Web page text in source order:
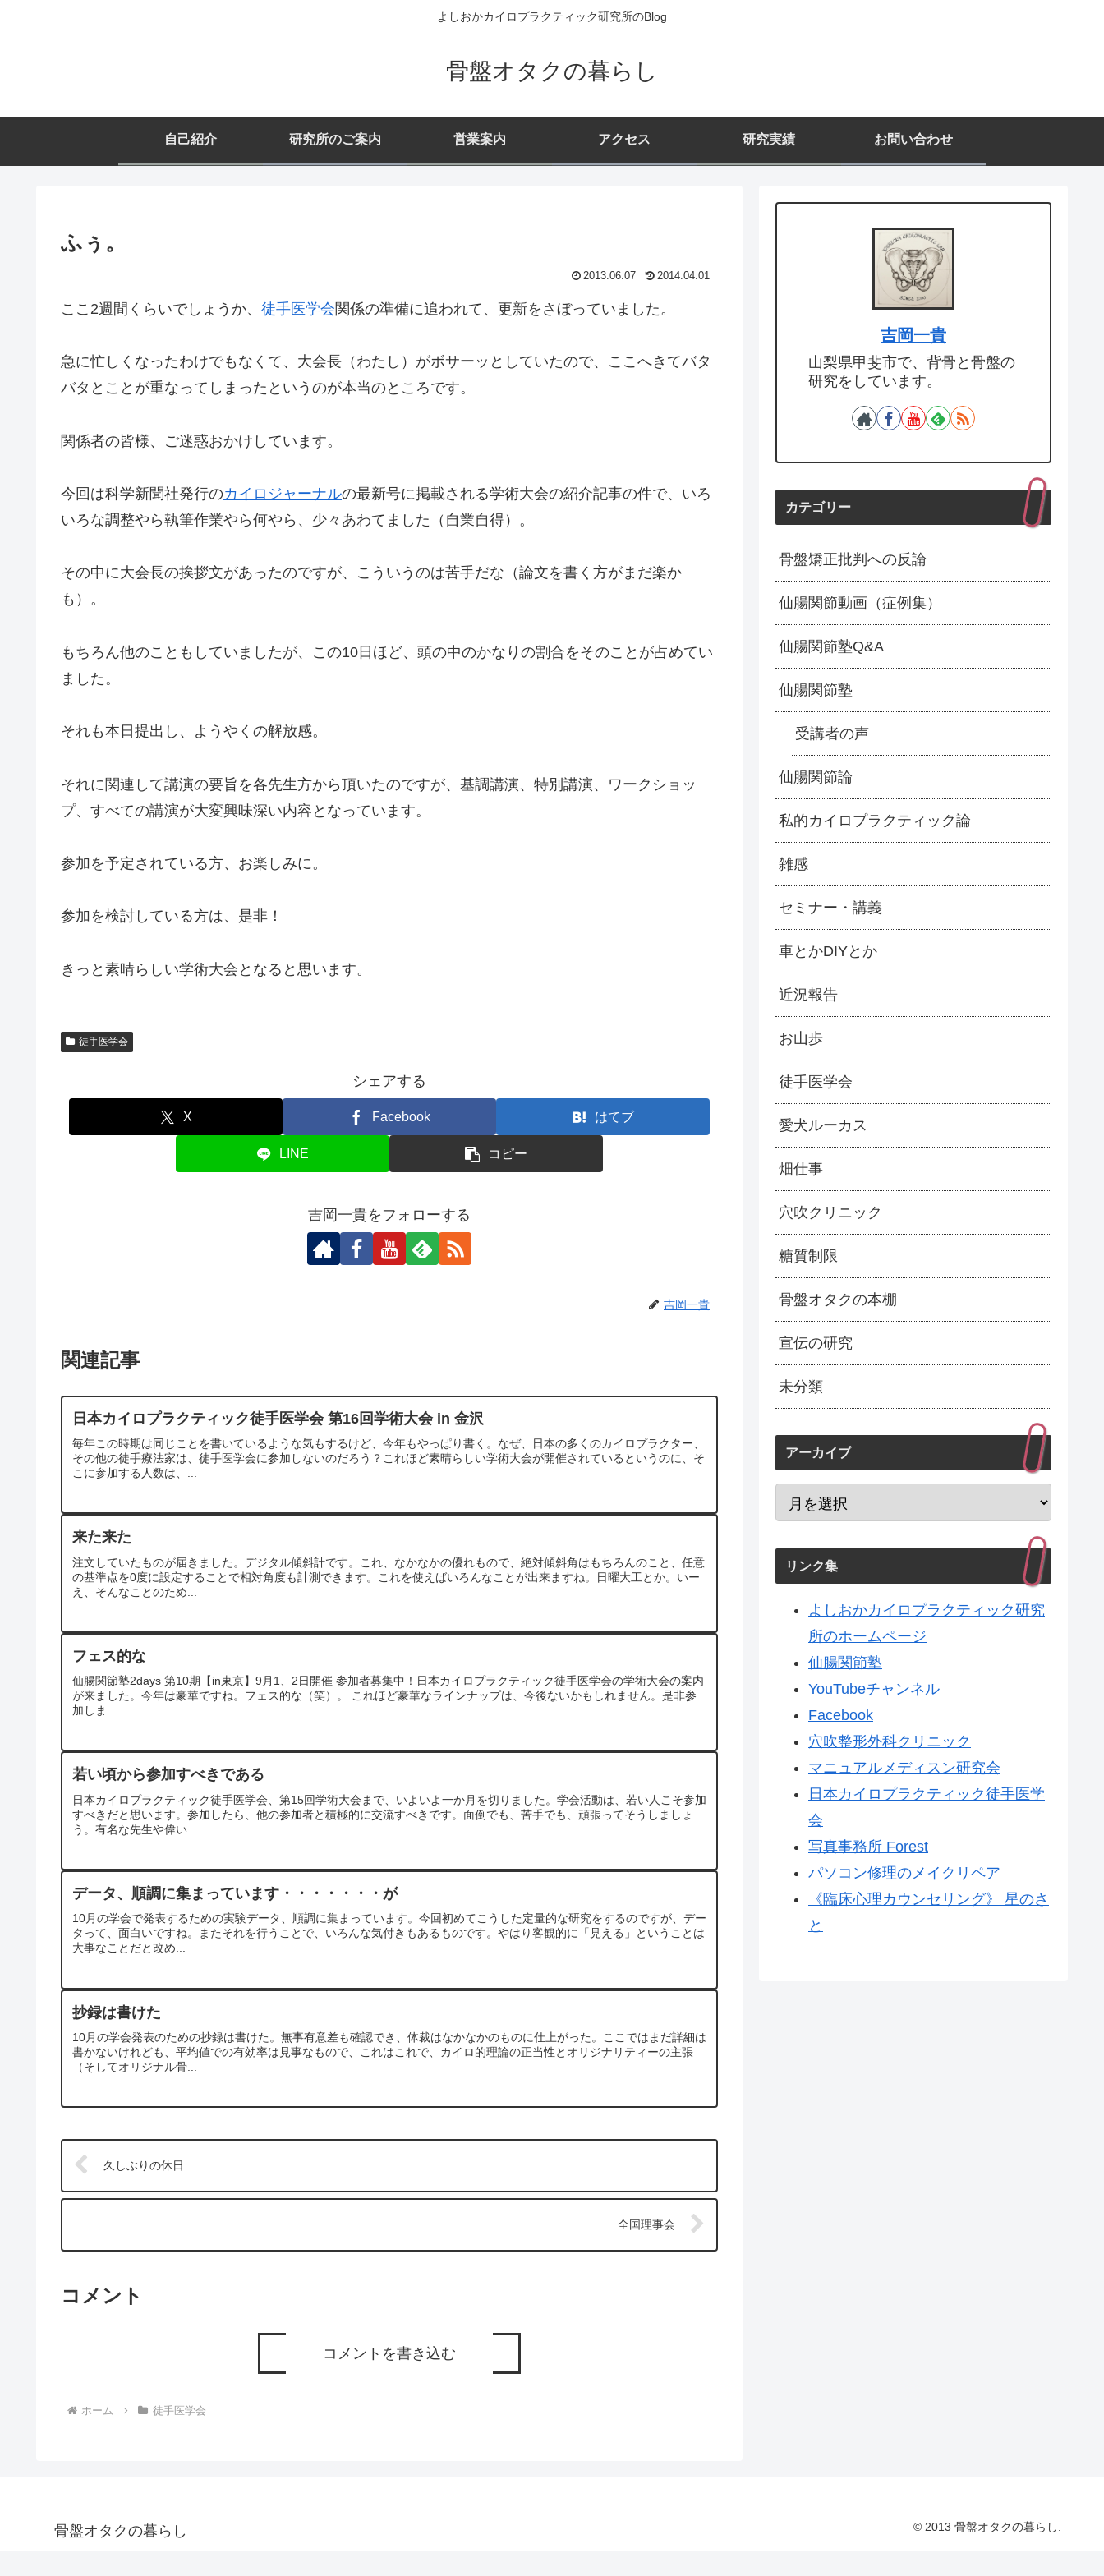
よしおかカイロプラクティック研究所のBlog
骨盤オタクの暮らし
自己紹介 研究所のご案内 営業案内 アクセス 研究実績 お問い合わせ
ふぅ。
2013.06.07 2014.04.01
ここ2週間くらいでしょうか、 徒手医学会関係の準備に追われて、更新をさぼっていました。
急に忙しくなったわけでもなくて、大会長（わたし）がボサーッとしていたので、ここへきてバタ
バタとことが重なってしまったというのが本当のところです。
関係者の皆様、ご迷惑おかけしています。
今回は科学新聞社発行のカイロジャーナルの最新号に掲載される学術大会の紹介記事の件で、いろ
いろな調整やら執筆作業やら何やら、少々あわてました（自業自得）。
その中に大会長の挨拶文があったのですが、こういうのは苦手だな（論文を書く方がまだ楽か
も）。
もちろん他のこともしていましたが、この10日ほど、頭の中のかなりの割合をそのことが占めてい
ました。
それも本日提出し、ようやくの解放感。
それに関連して講演の要旨を各先生方から頂いたのですが、基調講演、特別講演、ワークショッ
プ、すべての講演が大変興味深い内容となっています。
参加を予定されている方、お楽しみに。
参加を検討している方は、是非！
きっと素晴らしい学術大会となると思います。
徒手医学会
シェアする
X Facebook はてブ
LINE コピー
吉岡一貴をフォローする
吉岡一貴
関連記事
日本カイロプラクティック徒手医学会 第16回学術大会 in 金沢
毎年この時期は同じことを書いているような気もするけど、今年もやっぱり書く。なぜ、日本の多くのカイロプラクター、
その他の徒手療法家は、徒手医学会に参加しないのだろう？これほど素晴らしい学術大会が開催されているというのに、そ
こに参加する人数は、...
来た来た
注文していたものが届きました。デジタル傾斜計です。これ、なかなかの優れもので、絶対傾斜角はもちろんのこと、任意
の基準点を0度に設定することで相対角度も計測できます。これを使えばいろんなことが出来ますね。日曜大工とか。いー
え、そんなことのため...
フェス的な
仙腸関節塾2days 第10期【in東京】9月1、2日開催 参加者募集中！日本カイロプラクティック徒手医学会の学術大会の案内
が来ました。今年は豪華ですね。フェス的な（笑）。 これほど豪華なラインナップは、今後ないかもしれません。是非参
加しま...
若い頃から参加すべきである
日本カイロプラクティック徒手医学会、第15回学術大会まで、いよいよ一か月を切りました。学会活動は、若い人こそ参加
すべきだと思います。参加したら、他の参加者と積極的に交流すべきです。面倒でも、苦手でも、頑張ってそうしましょ
う。有名な先生や偉い...
データ、順調に集まっています・・・・・・・が
10月の学会で発表するための実験データ、順調に集まっています。今回初めてこうした定量的な研究をするのですが、デー
タって、面白いですね。またそれを行うことで、いろんな気付きもあるものです。やはり客観的に「見える」ということは
大事なことだと改め...
抄録は書けた
10月の学会発表のための抄録は書けた。無事有意差も確認でき、体裁はなかなかのものに仕上がった。ここではまだ詳細は
書かないけれども、平均値での有効率は見事なもので、これはこれで、カイロ的理論の正当性とオリジナリティーの主張
（そしてオリジナル骨...
久しぶりの休日
全国理事会
コメント
コメントを書き込む
ホーム 徒手医学会
吉岡一貴
山梨県甲斐市で、背骨と骨盤の
研究をしています。
カテゴリー
骨盤矯正批判への反論
仙腸関節動画（症例集）
仙腸関節塾Q&A
仙腸関節塾
受講者の声
仙腸関節論
私的カイロプラクティック論
雑感
セミナー・講義
車とかDIYとか
近況報告
お山歩
徒手医学会
愛犬ルーカス
畑仕事
穴吹クリニック
糖質制限
骨盤オタクの本棚
宣伝の研究
未分類
アーカイブ
リンク集
よしおかカイロプラクティック研究
所のホームページ
仙腸関節塾
YouTubeチャンネル
Facebook
穴吹整形外科クリニック
マニュアルメディスン研究会
日本カイロプラクティック徒手医学
会
写真事務所 Forest
パソコン修理のメイクリペア
《臨床心理カウンセリング》 星のさ
と
骨盤オタクの暮らし © 2013 骨盤オタクの暮らし.